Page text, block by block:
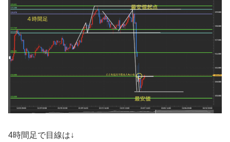
4時間足で目線は↓